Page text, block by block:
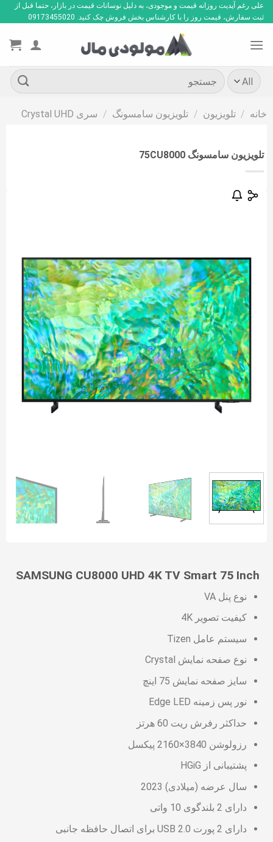
Skip
to
علی رغم آپدیت روزانه قیمت و موجودی، به دلیل نوسانات قیمت در بازار، حتما قبل از
ثبت سفارش، قیمت روز را با کارشناس بخش فروش چک کنید. 09173455020
جستجو
برای:
خانه / تلویزیون / تلویزیون سامسونگ / سری Crystal UHD
تلویزیون سامسونگ 75CU8000
SAMSUNG CU8000 UHD 4K TV Smart 75 Inch
نوع پنل VA
کیفیت تصویر 4K
سیستم عامل Tizen
نوع صفحه نمایش Crystal
سایز صفحه نمایش 75 اینچ
نور پس زمینه Edge LED
حداکثر رفرش ریت 60 هرتز
رزولوشن 3840×2160 پیکسل
پشتیبانی از HGiG
سال عرضه (میلادی) 2023
دارای 2 بلندگوی 10 واتی
دارای 2 پورت USB 2.0 برای اتصال حافظه جانبی